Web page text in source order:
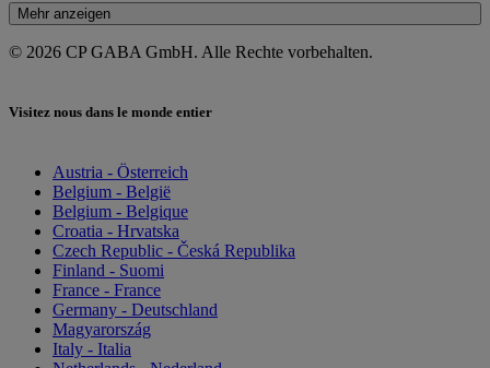
Mehr anzeigen
© 2026 CP GABA GmbH. Alle Rechte vorbehalten.
Visitez nous dans le monde entier
Austria - Österreich
Belgium - België
Belgium - Belgique
Croatia - Hrvatska
Czech Republic - Česká Republika
Finland - Suomi
France - France
Germany - Deutschland
Magyarország
Italy - Italia